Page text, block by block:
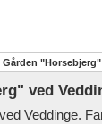
Gården "Horsebjerg"
ved
Veddinge.